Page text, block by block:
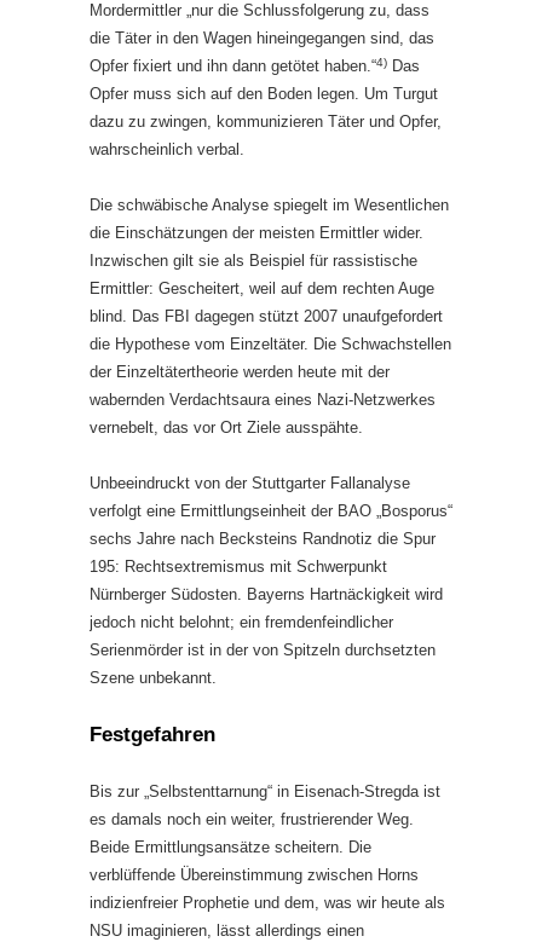
Mordermittler „nur die Schlussfolgerung zu, dass
die Täter in den Wagen hineingegangen sind, das
Opfer fixiert und ihn dann getötet haben.“4) Das
Opfer muss sich auf den Boden legen. Um Turgut
dazu zu zwingen, kommunizieren Täter und Opfer,
wahrscheinlich verbal.
Die schwäbische Analyse spiegelt im Wesentlichen
die Einschätzungen der meisten Ermittler wider.
Inzwischen gilt sie als Beispiel für rassistische
Ermittler: Gescheitert, weil auf dem rechten Auge
blind. Das FBI dagegen stützt 2007 unaufgefordert
die Hypothese vom Einzeltäter. Die Schwachstellen
der Einzeltätertheorie werden heute mit der
wabernden Verdachtsaura eines Nazi-Netzwerkes
vernebelt, das vor Ort Ziele ausspähte.
Unbeeindruckt von der Stuttgarter Fallanalyse
verfolgt eine Ermittlungseinheit der BAO „Bosporus“
sechs Jahre nach Becksteins Randnotiz die Spur
195: Rechtsextremismus mit Schwerpunkt
Nürnberger Südosten. Bayerns Hartnäckigkeit wird
jedoch nicht belohnt; ein fremdenfeindlicher
Serienmörder ist in der von Spitzeln durchsetzten
Szene unbekannt.
Festgefahren
Bis zur „Selbstenttarnung“ in Eisenach-Stregda ist
es damals noch ein weiter, frustrierender Weg.
Beide Ermittlungsansätze scheitern. Die
verblüffende Übereinstimmung zwischen Horns
indizienfreier Prophetie und dem, was wir heute als
NSU imaginieren, lässt allerdings einen